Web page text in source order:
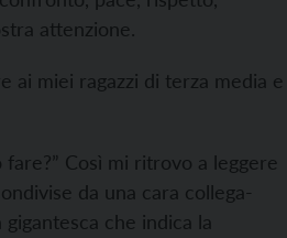
attenzione.
ai miei ragazzi di terza media e
Così mi ritrovo a leggere
da una cara collega-
che indica la